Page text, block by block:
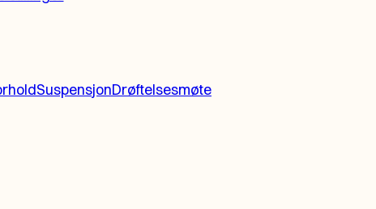
SuspensjonDrøftelsesmøte